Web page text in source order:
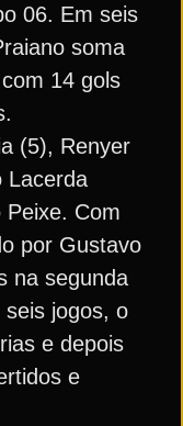
06. Em seis
soma
14 gols
(5), Renyer
Lacerda
Peixe. Com
por Gustavo
na segunda
jogos, o
e depois
e